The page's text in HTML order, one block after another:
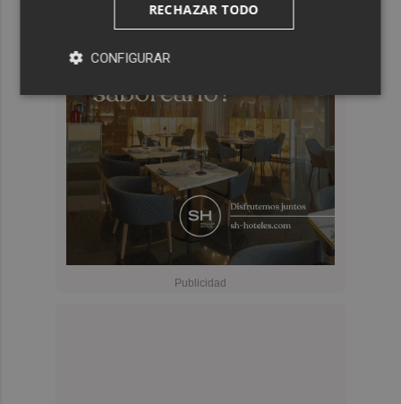
RECHAZAR TODO
CONFIGURAR